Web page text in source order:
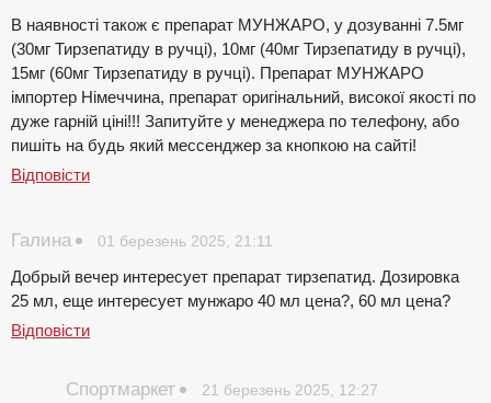
В наявності також є препарат МУНЖАРО, у дозуванні 7.5мг
(30мг Тирзепатиду в ручці), 10мг (40мг Тирзепатиду в ручці),
15мг (60мг Тирзепатиду в ручці). Препарат МУНЖАРО
імпортер Німеччина, препарат оригінальний, високої якості по
дуже гарній ціні!!! Запитуйте у менеджера по телефону, або
пишіть на будь який мессенджер за кнопкою на сайті!
Відповісти
Галина 01 березень 2025, 21:11
Добрый вечер интересует препарат тирзепатид. Дозировка
25 мл, еще интересует мунжаро 40 мл цена?, 60 мл цена?
Відповісти
Спортмаркет 21 березень 2025, 12:27